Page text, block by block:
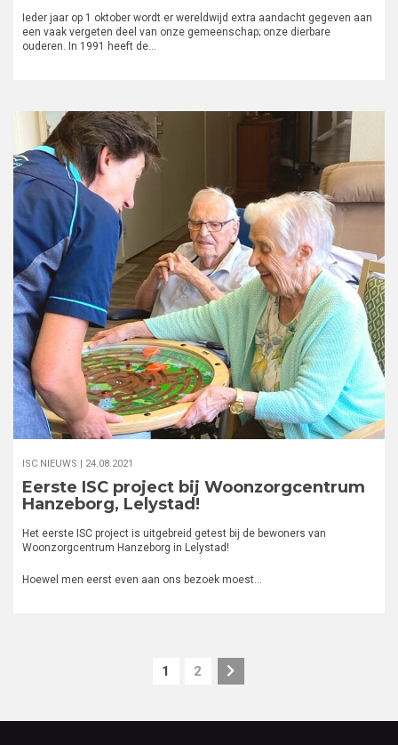
Ieder jaar op 1 oktober wordt er wereldwijd extra aandacht gegeven aan
een vaak vergeten deel van onze gemeenschap; onze dierbare
ouderen. In 1991 heeft de…
ISC NIEUWS | 24.08.2021
Eerste ISC project bij Woonzorgcentrum
Hanzeborg, Lelystad!
Het eerste ISC project is uitgebreid getest bij de bewoners van
Woonzorgcentrum Hanzeborg in Lelystad!
Hoewel men eerst even aan ons bezoek moest…
Current
1 Page
2